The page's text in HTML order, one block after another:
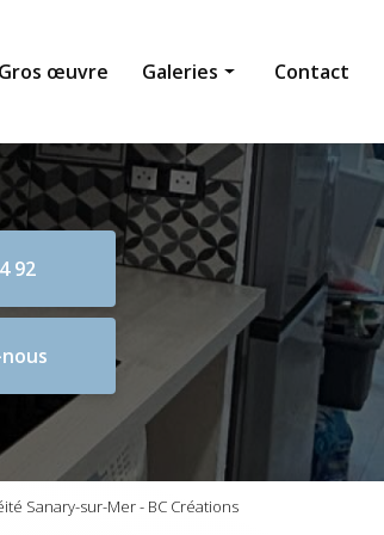
Gros œuvre Galeries
Maçonnerie générale
Toiture
Gros œuvre
Contact
92
Sanary-sur-Mer - BC Créations